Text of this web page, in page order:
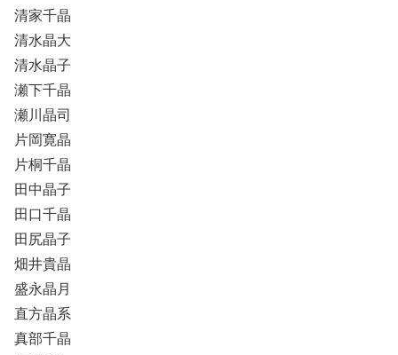
清家千晶
清水晶大
清水晶子
瀬下千晶
瀬川晶司
片岡寛晶
片桐千晶
田中晶子
田口千晶
田尻晶子
畑井貴晶
盛永晶月
直方晶系
真部千晶